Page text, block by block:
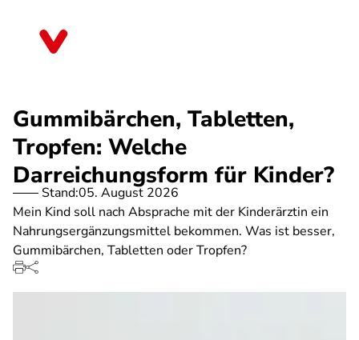
Gummibärchen, Tabletten,
Tropfen: Welche
Darreichungsform für Kinder?
Stand:05. August 2026
Mein Kind soll nach Absprache mit der Kinderärztin ein
Nahrungsergänzungsmittel bekommen. Was ist besser,
Gummibärchen, Tabletten oder Tropfen?